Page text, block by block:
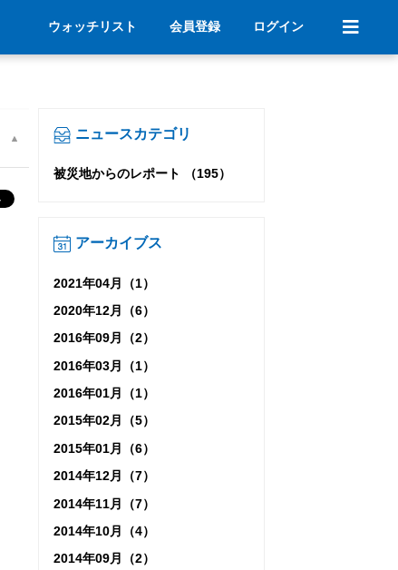
ウォッチリスト 会員登録 ログイン
ニュースカテゴリ
被災地からのレポート （195）
アーカイブス
2021年04月（1）
2020年12月（6）
2016年09月（2）
2016年03月（1）
2016年01月（1）
2015年02月（5）
2015年01月（6）
2014年12月（7）
2014年11月（7）
2014年10月（4）
2014年09月（2）